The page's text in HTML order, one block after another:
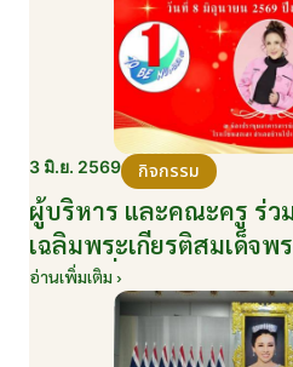
3 มิ.ย. 2569 กิจกรรม
ผู้บริหาร และคณะครู ร่ว
เฉลิมพระเกียรติสมเด็จพ
ราชินี เนื่องในโอกาสวัน
กับหน่วยงานอำเภอเมือง
ประชาคมริมน้ำ วันที่ 3
อ่านเพิ่มเติม ›